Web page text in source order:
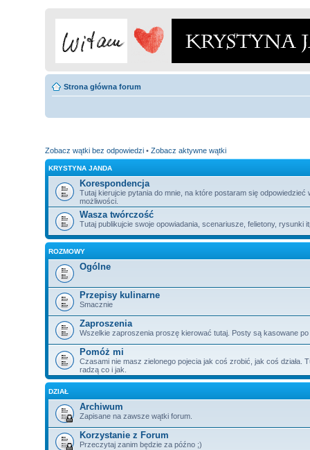
Strona główna forum
Zobacz wątki bez odpowiedzi • Zobacz aktywne wątki
KRYSTYNA JANDA
Korespondencja
Tutaj kierujcie pytania do mnie, na które postaram się odpowiedzieć
możliwości.
Wasza twórczość
Tutaj publikujcie swoje opowiadania, scenariusze, felietony, rysunki
ROZMOWY
Ogólne
Przepisy kulinarne
Smacznie
Zaproszenia
Wszelkie zaproszenia proszę kierować tutaj. Posty są kasowane po
Pomóż mi
Czasami nie masz zielonego pojecia jak coś zrobić, jak coś działa.
radzą co i jak.
DZIAŁ
Archiwum
Zapisane na zawsze wątki forum.
Korzystanie z Forum
Przeczytaj zanim będzie za późno ;)